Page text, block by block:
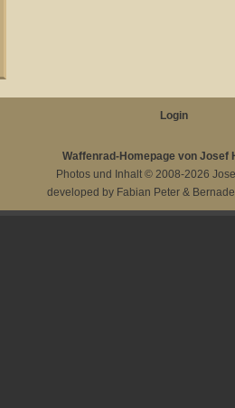
Login
Waffenrad-Homepage von Josef
Photos und Inhalt © 2008-2026
developed by Fabian Peter &